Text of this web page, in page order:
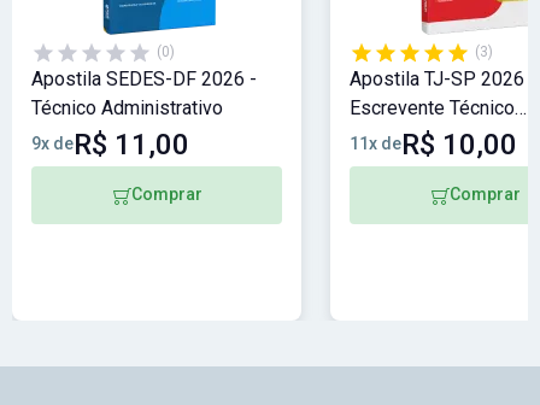
(0)
Apostila SEDES-DF 2026 -
Técnico Administrativo
9x deR$ 11,00
Comprar
(3)
Apostila TJ-SP 2026 -
Escrevente Técnico
Judiciário
11x deR$ 10,00
Comprar